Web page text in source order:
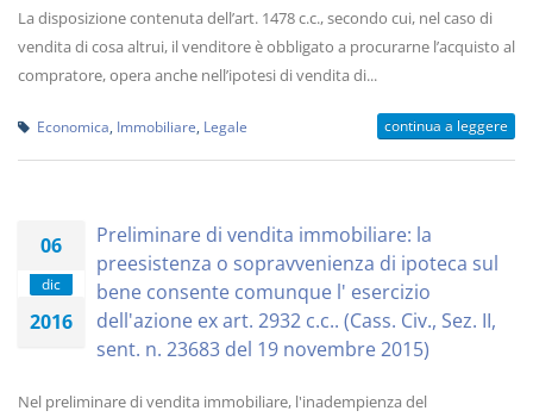
La disposizione contenuta dell’art. 1478 c.c., secondo cui, nel caso di
vendita di cosa altrui, il venditore è obbligato a procurarne l’acquisto al
compratore, opera anche nell’ipotesi di vendita di...
Economica Immobiliare Legale continua a leggere
06
dic
2016
Preliminare di vendita immobiliare: la
preesistenza o sopravvenienza di ipoteca sul
bene consente comunque l' esercizio
dell'azione ex art. 2932 c.c.. (Cass. Civ., Sez. II,
sent. n. 23683 del 19 novembre 2015)
Nel preliminare di vendita immobiliare, l'inadempienza del